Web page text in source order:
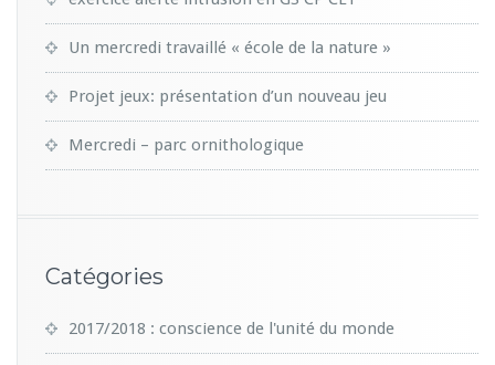
Un mercredi travaillé « école de la nature »
Projet jeux: présentation d’un nouveau jeu
Mercredi – parc ornithologique
Catégories
2017/2018 : conscience de l'unité du monde